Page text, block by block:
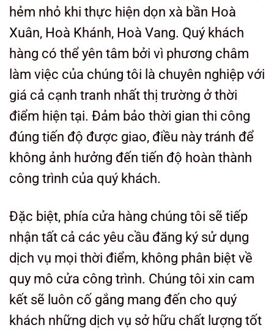
hẻm nhỏ khi thực hiện dọn xà bần Hoà
Xuân, Hoà Khánh, Hoà Vang. Quý khách
hàng có thể yên tâm bởi vì phương châm
làm việc của chúng tôi là chuyên nghiệp với
giá cả cạnh tranh nhất thị trường ở thời
điểm hiện tại. Đảm bảo thời gian thi công
đúng tiến độ được giao, điều này tránh để
không ảnh hưởng đến tiến độ hoàn thành
công trình của quý khách.
Đặc biệt, phía cửa hàng chúng tôi sẽ tiếp
nhận tất cả các yêu cầu đăng ký sử dụng
dịch vụ mọi thời điểm, không phân biệt về
quy mô cửa công trình. Chúng tôi xin cam
kết sẽ luôn cố gắng mang đến cho quý
khách những dịch vụ sở hữu chất lượng tốt